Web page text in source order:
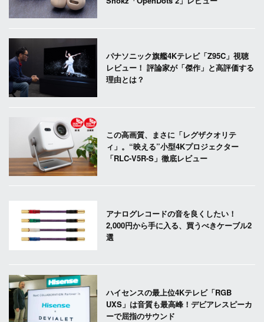
パナソニック旗艦4Kテレビ「Z95C」視聴
レビュー！ 評論家が「傑作」と高評価する
理由とは？
この高画質、まさに「レグザクオリテ
ィ」。“映える”小型4Kプロジェクター
「RLC-V5R-S」徹底レビュー
アナログレコードの音を良くしたい！
2,000円から手に入る、買うべきケーブル2
選
ハイセンスの最上位4Kテレビ「RGB
UXS」は音質も最高峰！デビアレスピーカ
ーで屈指のサウンド